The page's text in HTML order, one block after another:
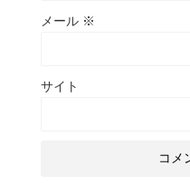
メール ※
サイト